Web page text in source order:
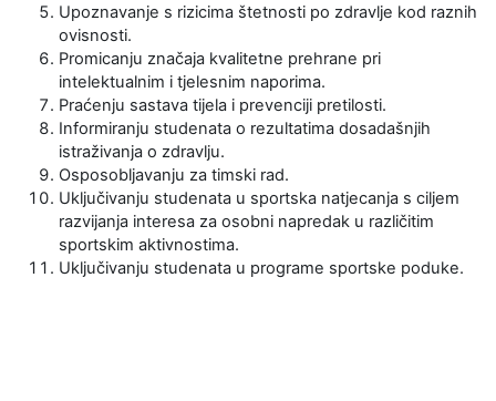
Upoznavanje s rizicima štetnosti po zdravlje kod raznih
ovisnosti.
Promicanju značaja kvalitetne prehrane pri
intelektualnim i tjelesnim naporima.
Praćenju sastava tijela i prevenciji pretilosti.
Informiranju studenata o rezultatima dosadašnjih
istraživanja o zdravlju.
Osposobljavanju za timski rad.
Uključivanju studenata u sportska natjecanja s ciljem
razvijanja interesa za osobni napredak u različitim
sportskim aktivnostima.
Uključivanju studenata u programe sportske poduke.